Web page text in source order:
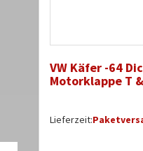
VW Käfer -64
Motorklappe T
Lieferzeit: